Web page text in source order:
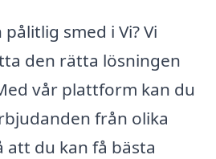
smed i Vi? Vi
den rätta lösningen
vår plattform kan du
från olika
att du kan få bästa